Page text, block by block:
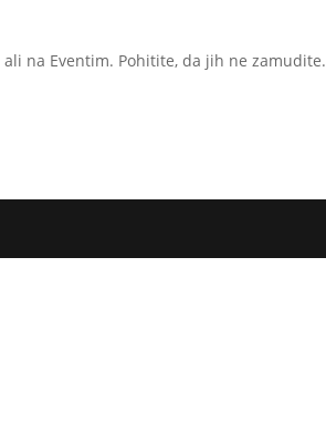
ali na Eventim. Pohitite, da jih ne zamudite.